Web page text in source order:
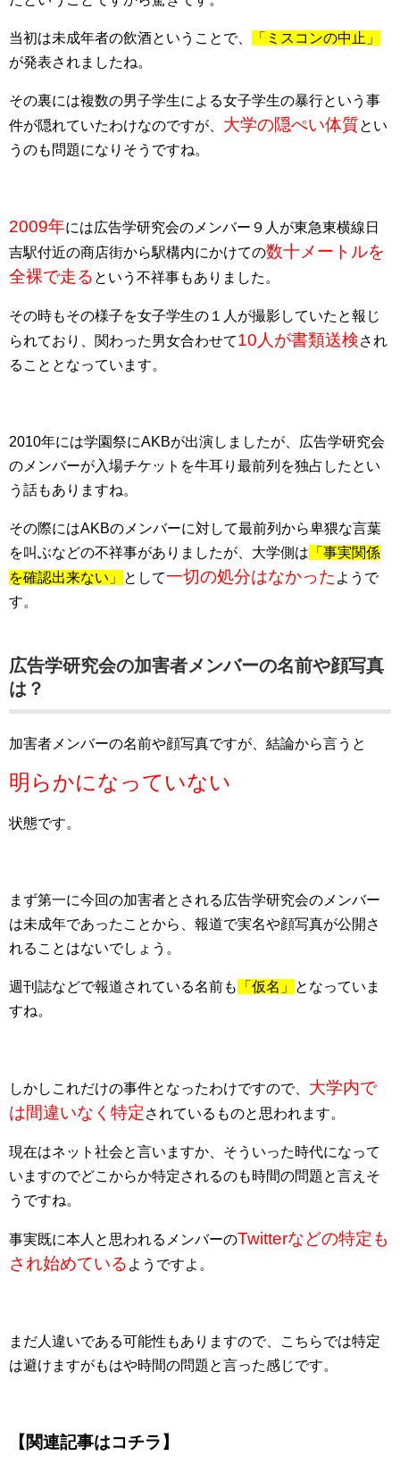
当初は未成年者の飲酒ということで、
「ミスコンの中止」
が発表されましたね。
その裏には複数の男子学生による女子学生の暴行という事
件が隠れていたわけなのですが、 大学の隠ぺい体質とい
うのも問題になりそうですね。
2009年には広告学研究会のメンバー９人が東急東横線日
吉駅付近の商店街から駅構内にかけての数十メートルを
全裸で走る という不祥事もありました。
その時もその様子を女子学生の１人が撮影していたと報じ
られており、関わった男女合わせて10人が書類送検され
ることとなっています。
2010年には学園祭にAKBが出演しましたが、広告学研究会
のメンバーが入場チケットを牛耳り最前列を独占したとい
う話もありますね。
その際にはAKBのメンバーに対して最前列から卑猥な言葉
を叫ぶなどの不祥事がありましたが、大学側は 「事実関係
を確認出来ない」
として一切の処分はなかった ようで
す。
広告学研究会の加害者メンバーの名前や顔写真
は？
加害者メンバーの名前や顔写真ですが、結論から言うと
明らかになっていない
状態です。
まず第一に今回の加害者とされる広告学研究会のメンバー
は未成年であったことから、報道で実名や顔写真が公開さ
れることはないでしょう。
週刊誌などで報道されている名前も 「仮名」
となっていま
すね。
しかしこれだけの事件となったわけですので、 大学内で
は間違いなく特定 されているものと思われます。
現在はネット社会と言いますか、そういった時代になって
いますのでどこからか特定されるのも時間の問題と言えそ
うですね。
事実既に本人と思われるメンバーのTwitterなどの特定も
され始めている ようですよ。
まだ人違いである可能性もありますので、こちらでは特定
は避けますがもはや時間の問題と言った感じです。
【関連記事はコチラ】